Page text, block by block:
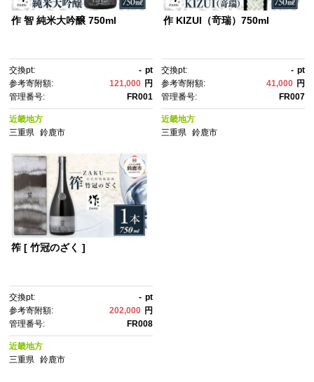
作 智 純米大吟醸 750ml
交換pt: - pt
参考寄附額:
121,000 円
管理番号:
FR001
近畿地方
三重県
鈴鹿市
作 KIZUI（竒瑞）750ml
交換pt: - pt
参考寄附額:
41,000 円
管理番号:
FR007
近畿地方
三重県 鈴鹿市
筰 [ 竹冠のざく ]
交換pt: - pt
参考寄附額:
202,000 円
管理番号:
FR008
近畿地方
三重県
鈴鹿市